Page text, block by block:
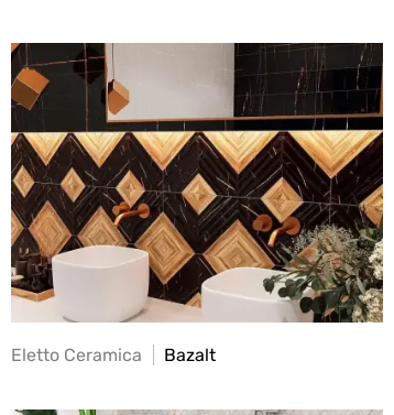
Eletto Ceramica Bazalt